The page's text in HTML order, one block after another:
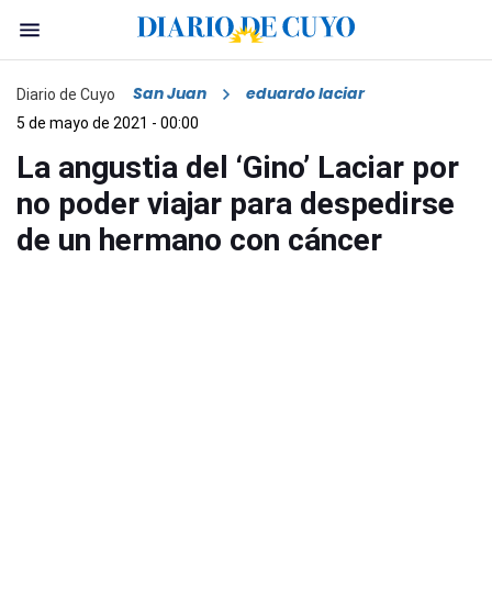
Diario de Cuyo San Juan eduardo laciar
5 de mayo de 2021 - 00:00
La angustia del ‘Gino’ Laciar por
no poder viajar para despedirse
de un hermano con cáncer